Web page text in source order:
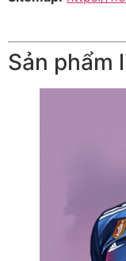
Sản phẩm